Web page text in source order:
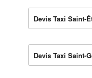
Devis Taxi Saint-
Devis Taxi Saint-